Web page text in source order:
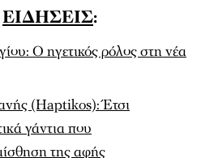
ΕΙΔΗΣΕΙΣ:
Ο ηγετικός ρόλος στη νέα
(Haptikos): Έτσι
γάντια που
της αφής